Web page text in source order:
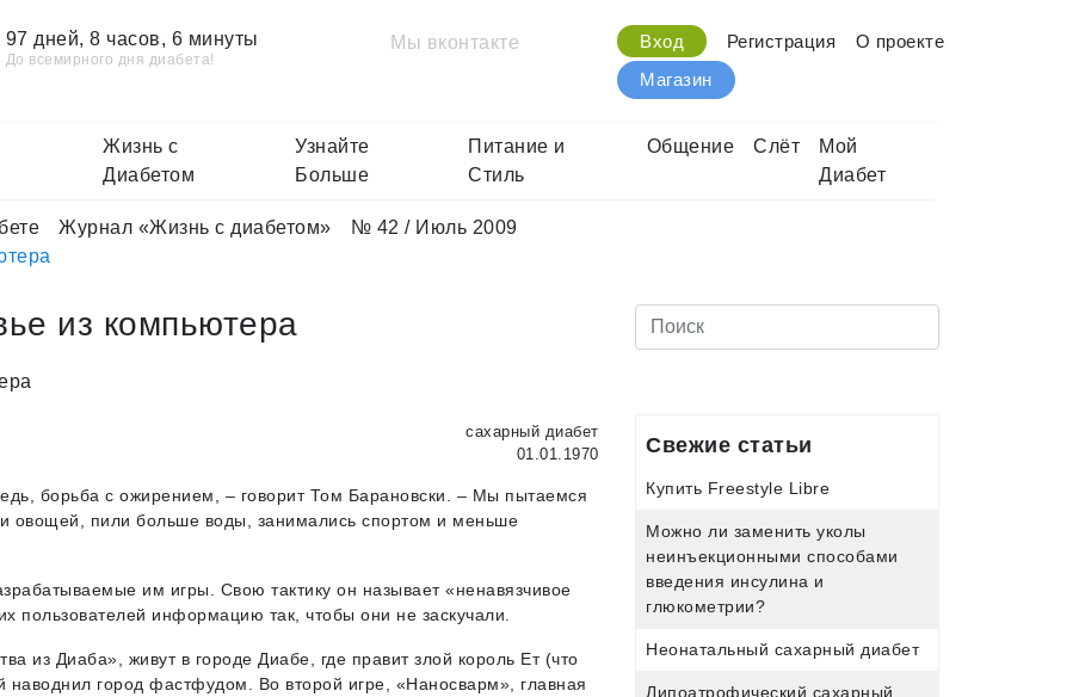
97 дней, 8 часов, 6 минуты
До всемирного дня диабета!
Мы вконтакте Вход Регистрация
О проекте
Магазин
Жизнь с
Диабетом
Узнайте
Больше
Питание и
Стиль
Общение Слёт
Мой
Диабет
Журнал «Жизнь с диабетом»
№ 42 / Июль 2009
из компьютера
сахарный диабет
01.01.1970
борьба с ожирением, – говорит Том Барановски. – Мы пытаемся
овощей, пили больше воды, занимались спортом и меньше
им игры. Свою тактику он называет «ненавязчивое
пользователей информацию так, чтобы они не заскучали.
из Диаба», живут в городе Диабе, где правит злой король Ет (что
наводнил город фастфудом. Во второй игре, «Наносварм», главная
Свежие статьи
Купить Freestyle Libre
Можно ли заменить уколы
неинъекционными способами
введения инсулина и
глюкометрии?
Неонатальный сахарный диабет
Липоатрофический сахарный